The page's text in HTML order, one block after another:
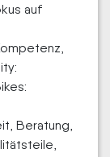
auf
Beratung,